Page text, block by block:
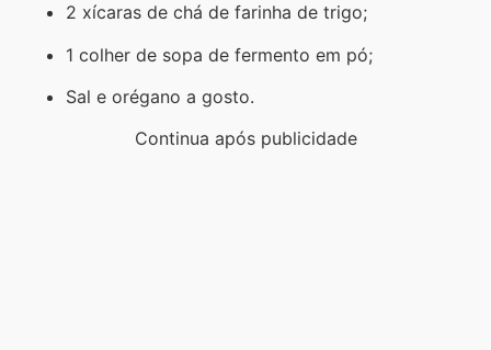
2 xícaras de chá de farinha de trigo;
1 colher de sopa de fermento em pó;
Sal e orégano a gosto.
Continua após publicidade